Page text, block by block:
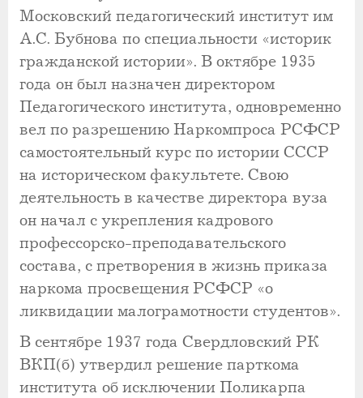
Московский педагогический институт им
А.С. Бубнова по специальности «историк
гражданской истории». В октябре 1935
года он был назначен директором
Педагогического института, одновременно
вел по разрешению Наркомпроса РСФСР
самостоятельный курс по истории СССР
на историческом факультете. Свою
деятельность в качестве директора вуза
он начал с укрепления кадрового
профессорско-преподавательского
состава, с претворения в жизнь приказа
наркома просвещения РСФСР «о
ликвидации малограмотности студентов».
В сентябре 1937 года Свердловский РК
ВКП(б) утвердил решение парткома
института об исключении Поликарпа